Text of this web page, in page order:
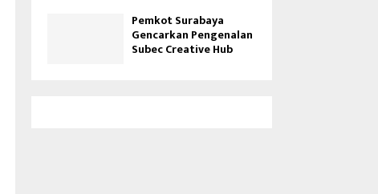
Pemkot Surabaya
Gencarkan Pengenalan
Subec Creative Hub